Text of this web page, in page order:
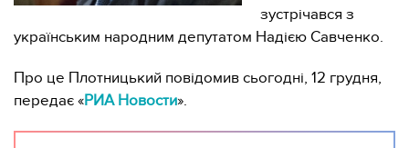
зустрічався з
українським народним депутатом Надією Савченко.
Про це Плотницький повідомив сьогодні, 12 грудня,
передає «РИА Новости».